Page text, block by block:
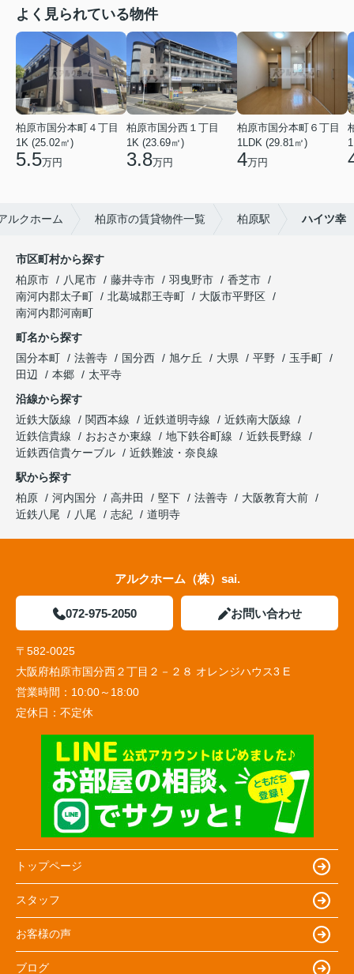
よく見られている物件
柏原市国分本町４丁目
1K (25.02㎡)
5.5万円
柏原市国分西１丁目
1K (23.69㎡)
3.8万円
柏原市国分本町６丁目
1LDK (29.81㎡)
4万円
ルクホーム 柏原市の賃貸物件一覧 柏原駅 ハイツ幸
市区町村から探す
柏原市
八尾市 藤井寺市 羽曳野市
香芝市
南河内郡太子町
北葛城郡王寺町
大阪市平野区
南河内郡河南町
町名から探す
国分本町
法善寺 国分西 旭ケ丘 大県 平野
玉手町
田辺
本郷
太平寺
沿線から探す
近鉄大阪線
関西本線 近鉄道明寺線
近鉄南大阪線
近鉄信貴線
おおさか東線 地下鉄谷町線
近鉄長野線
近鉄西信貴ケーブル
近鉄難波・奈良線
駅から探す
柏原
河内国分 高井田 堅下 法善寺
大阪教育大前
近鉄八尾
八尾 志紀 道明寺
アルクホーム（株）sai.
072-975-2050 お問い合わせ
〒582-0025
大阪府柏原市国分西２丁目２－２８ オレンジハウス3 E
営業時間： 10:00～18:00
定休日： 不定休
トップページ
スタッフ
お客様の声
ブログ